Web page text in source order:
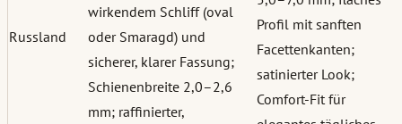
Russland
wirkendem Schliff (oval
oder Smaragd) und
sicherer, klarer Fassung;
Schienenbreite 2,0–2,6
mm; raffinierter,
Profil mit sanften
Facettenkanten;
satinierter Look;
Comfort-Fit für